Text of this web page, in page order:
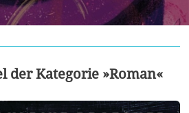
der Kategorie »Roman«